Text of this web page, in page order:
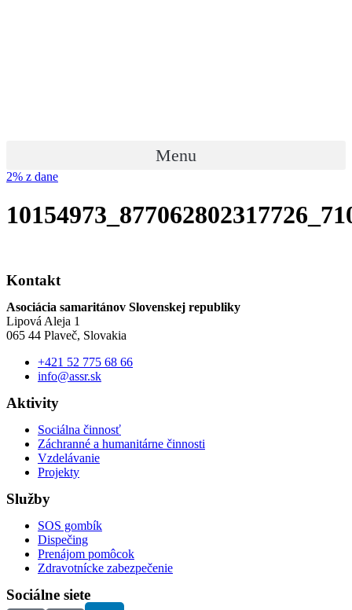
Menu
2% z dane
Kontakt
Asociácia samaritánov Slovenskej republiky
Lipová Aleja 1
065 44 Plaveč, Slovakia
+421 52 775 68 66
info@assr.sk
Aktivity
Sociálna činnosť
Záchranné a humanitárne činnosti
Vzdelávanie
Projekty
Služby
SOS gombík
Dispečing
Prenájom pomôcok
Zdravotnícke zabezpečenie
Sociálne siete